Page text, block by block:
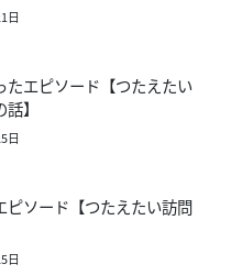
日
たエピソード【つたえたい
】
日
ピソード【つたえたい訪問
日